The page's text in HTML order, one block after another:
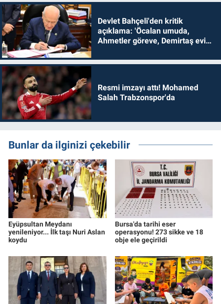
Devlet Bahçeli'den kritik
açıklama: 'Öcalan umuda,
Ahmetler göreve, Demirtaş evine
Resmi imzayı attı! Mohamed
Salah Trabzonspor'da
Bunlar da ilginizi çekebilir
Eyüpsultan Meydanı
yenileniyor... İlk taşı Nuri Aslan
koydu
Bursa'da tarihi eser
operasyonu! 273 sikke ve 18
obje ele geçirildi